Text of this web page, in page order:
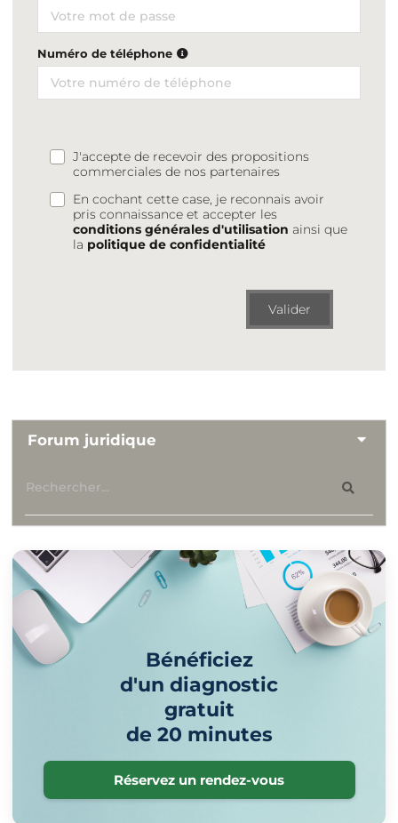
Numéro de téléphone
J'accepte de recevoir des propositions
commerciales de nos partenaires
En cochant cette case, je reconnais avoir
pris connaissance et accepter les
conditions générales d'utilisation ainsi que
la politique de confidentialité
Valider
Forum juridique
Bénéficiez
d'un diagnostic
gratuit
de 20 minutes
Réservez un rendez-vous